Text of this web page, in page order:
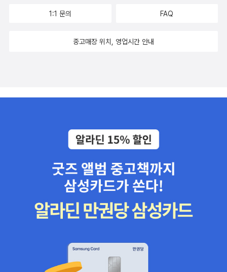
1:1 문의 FAQ
중고매장 위치, 영업시간 안내